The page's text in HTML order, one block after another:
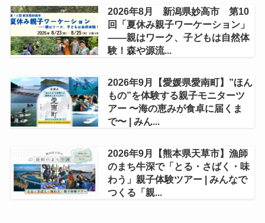
2026年8月 新潟県妙高市 第10
回「夏休み親子ワーケーション」
——親はワーク、子どもは自然体
験！森や源流...
2026年9月【愛媛県愛南町】”ほん
もの”を体験する親子モニターツ
アー 〜海の恵みが食卓に届くま
で〜 | みん...
2026年9月【熊本県天草市】漁師
のまち牛深で「とる・さばく・味
わう」親子体験ツアー | みんなで
つくる「親...